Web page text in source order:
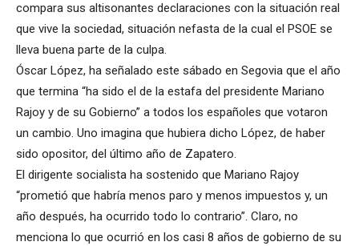
compara sus altisonantes declaraciones con la situación real
que vive la sociedad, situación nefasta de la cual el PSOE se
lleva buena parte de la culpa.
Óscar López, ha señalado este sábado en Segovia que el año
que termina “ha sido el de la estafa del presidente Mariano
Rajoy y de su Gobierno” a todos los españoles que votaron
un cambio. Uno imagina que hubiera dicho López, de haber
sido opositor, del último año de Zapatero.
El dirigente socialista ha sostenido que Mariano Rajoy
“prometió que habría menos paro y menos impuestos y, un
año después, ha ocurrido todo lo contrario”. Claro, no
menciona lo que ocurrió en los casi 8 años de gobierno de su